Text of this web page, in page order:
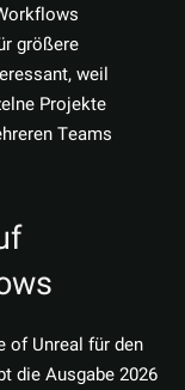
größere
weil
Projekte
Teams
of Unreal für den
die Ausgabe 2026